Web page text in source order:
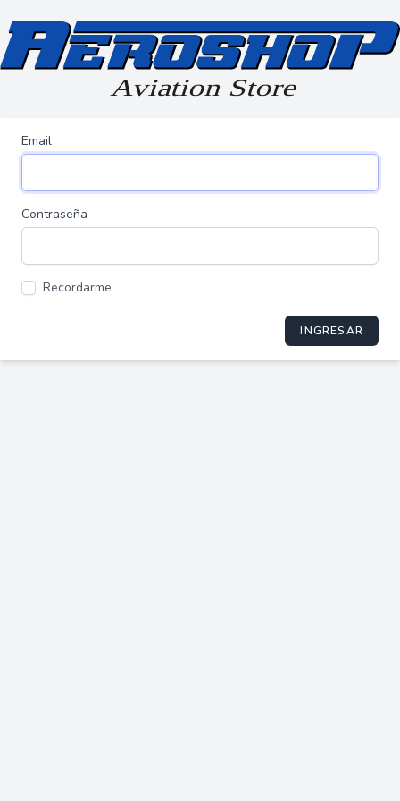
Email
Contraseña
Recordarme
INGRESAR